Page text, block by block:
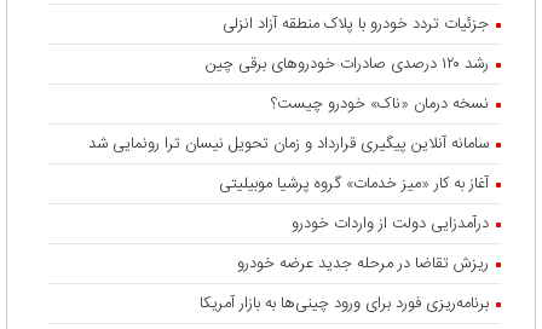
جزئیات تردد خودرو با پلاک منطقه آزاد انزلی
رشد ۱۲۰ درصدی صادرات خودروهای برقی چین
نسخه درمان «ناک» خودرو چیست؟
سامانه آنلاین پیگیری قرارداد‌ و زمان تحویل نیسان ترا رونمایی شد
آغاز به کار «میز خدمات» گروه پرشیا موبیلیتی
درآمدزایی دولت از واردات خودرو
ریزش تقاضا در مرحله جدید عرضه خودرو
برنامه‌ریزی فورد برای ورود چینی‌ها به بازار آمریکا